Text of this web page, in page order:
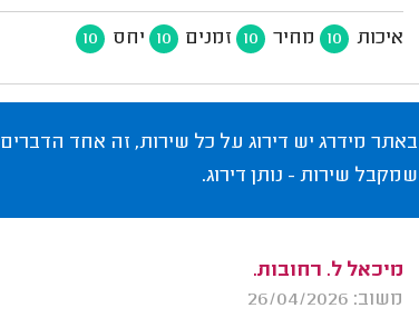
איכות 10 מחיר 10 זמנים 10 יחס 10
באתר מידרג יש דירוג על כל שירות, זה אחד
שמקבל שירות - נותן דירוג.
מיכאל ל. רחובות.
משוב: 26/04/2026